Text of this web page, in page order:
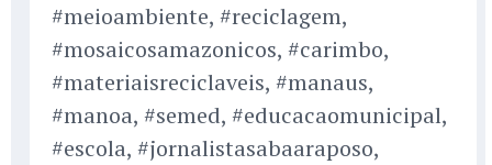
#meioambiente, #reciclagem,
#mosaicosamazonicos, #carimbo,
#materiaisreciclaveis, #manaus,
#manoa, #semed, #educacaomunicipal,
#escola, #jornalistasabaaraposo,